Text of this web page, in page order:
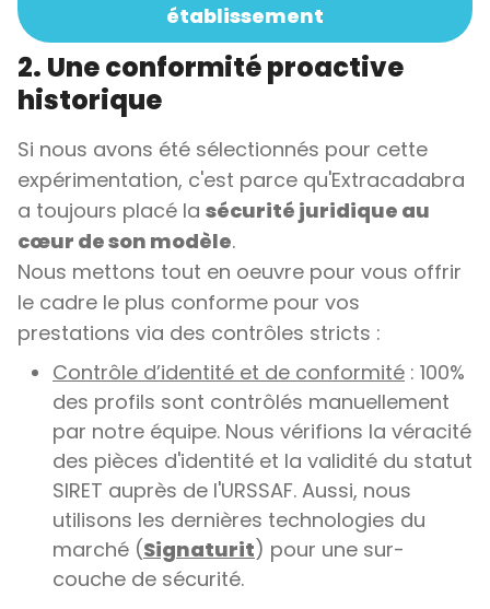
établissement
2. Une conformité proactive
historique
Si nous avons été sélectionnés pour cette
expérimentation, c'est parce qu'Extracadabra
a toujours placé la sécurité juridique au
cœur de son modèle.
Nous mettons tout en oeuvre pour vous offrir
le cadre le plus conforme pour vos
prestations via des contrôles stricts :
Contrôle d’identité et de conformité : 100%
des profils sont contrôlés manuellement
par notre équipe. Nous vérifions la véracité
des pièces d'identité et la validité du statut
SIRET auprès de l'URSSAF. Aussi, nous
utilisons les dernières technologies du
marché (Signaturit) pour une sur-
couche de sécurité.